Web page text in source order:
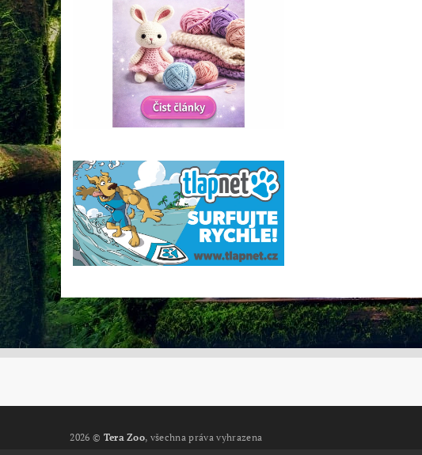
2026 © Tera Zoo, všechna práva vyhrazena